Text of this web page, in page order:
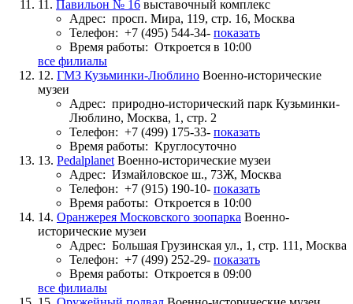
11. Павильон № 16 выставочный комплекс
Адрес: просп. Мира, 119, стр. 16, Москва
Телефон: +7 (495) 544-34- показать
Время работы: Откроется в 10:00
все филиалы
12. ГМЗ Кузьминки-Люблино Военно-исторические
музеи
Адрес: природно-исторический парк Кузьминки-
Люблино, Москва, 1, стр. 2
Телефон: +7 (499) 175-33- показать
Время работы: Круглосуточно
13. Pedalplanet Военно-исторические музеи
Адрес: Измайловское ш., 73Ж, Москва
Телефон: +7 (915) 190-10- показать
Время работы: Откроется в 10:00
14. Оранжерея Московского зоопарка Военно-
исторические музеи
Адрес: Большая Грузинская ул., 1, стр. 111, Москва
Телефон: +7 (499) 252-29- показать
Время работы: Откроется в 09:00
все филиалы